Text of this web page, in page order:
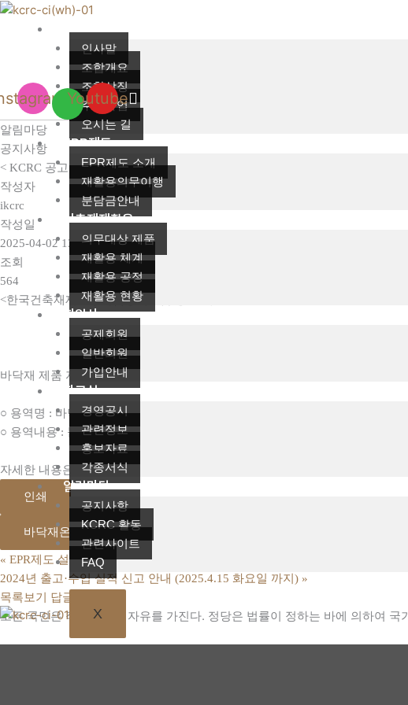
콘
너
뛰
기
조합소개
인사말
조합개요
조합상징
주요사업
오시는 길
EPR제도
EPR제도 소개
재활용의무이행
분담금안내
건축재재활용
의무대상 제품
재활용 체계
재활용 공정
재활용 현황
회원사
공제회원
일반회원
가입안내
자료실
경영공시
관련정보
홍보자료
각종서식
알림마당
공지사항
KCRC 활동
관련사이트
FAQ
X
Youtube
알림마당
공지사항
< KCRC 공고 제2025-001호 > 바닥재 제품 자원순환을 통한 온실가스 감축효과
작성자
ikcrc
작성일
2025-04-02 13:27
조회
564
<한국건축재재활용사업공제조합 공고 제2025-001호>
바닥
바닥재 제품 자원순환을 통한 온실가스 감축효과 산정 및 검증 연구 용역 입찰
○ 용역명 : 바닥재 제품 자원순환을 통한 온실가스 감축효과 산정 및 검증
○ 용역내용 : 붙임1 제안요청서 참조
자세한 내용은 아래 첨부파일에서 확인 바랍니다.
인쇄
바닥재온실가스감축효과연구_용역공고문-및-제안요청서.hwp
« EPR제도 설명 등을 위한 의무생산자 방문 신청 안내
2024년 출고·수입 실적 신고 안내 (2025.4.15 화요일 까지) »
목록보기
답글쓰기
모든 국민은 직업선택의 자유를 가진다. 정당은 법률이 정하는 바에 의하여